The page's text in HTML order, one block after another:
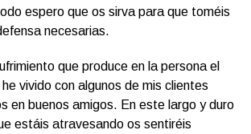
espero que os sirva para que toméis
necesarias.
que produce en la persona el
vivido con algunos de mis clientes
en buenos amigos. En este largo y duro
estáis atravesando os sentiréis